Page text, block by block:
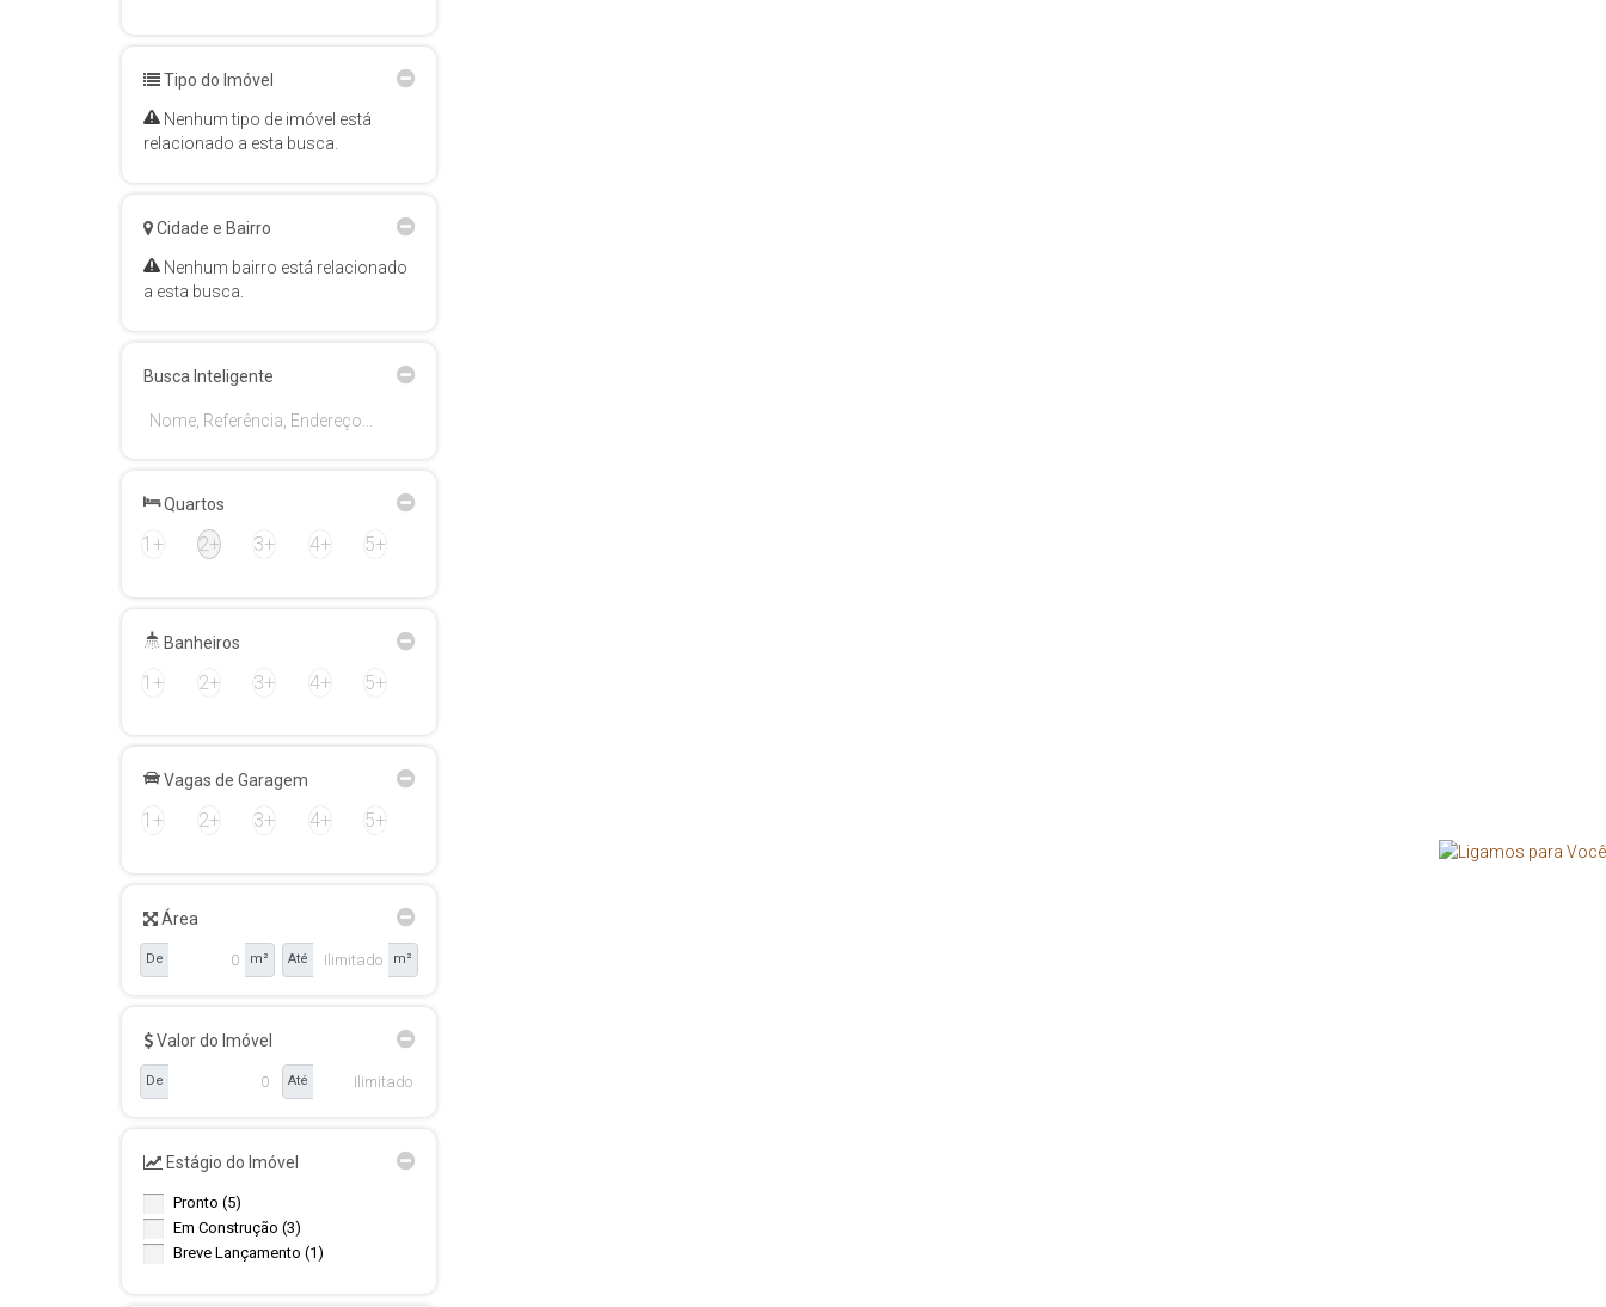
Tipo do Imóvel
Nenhum tipo de imóvel está
relacionado a esta busca.
Cidade e Bairro
Nenhum bairro está relacionado
a esta busca.
Busca Inteligente
Quartos
1+ 2+ 3+ 4+ 5+
Banheiros
1+ 2+ 3+ 4+ 5+
Vagas de Garagem
1+ 2+ 3+ 4+ 5+
Área
De m² Até m²
Valor do Imóvel
De Até
Estágio do Imóvel
Pronto (5)
Em Construção (3)
Breve Lançamento (1)